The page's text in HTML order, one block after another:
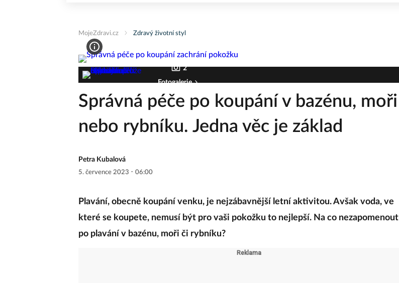
MojeZdravi.cz Zdravý životní styl
2
Fotogalerie
Správná péče po koupání v bazénu, moři
nebo rybníku. Jedna věc je základ
Petra Kubalová
5. července 2023 · 06:00
Plavání, obecně koupání venku, je nejzábavnější letní aktivitou. Avšak voda, ve
které se koupete, nemusí být pro vaši pokožku to nejlepší. Na co nezapomenout
po plavání v bazénu, moři či rybníku?